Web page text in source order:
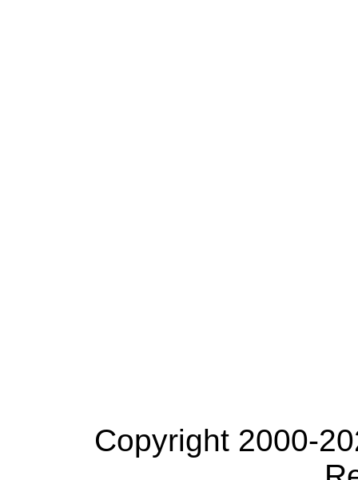
Copyright 2000-